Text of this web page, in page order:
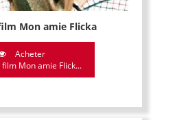
Mon amie Flicka
Acheter
Mon amie Flick...